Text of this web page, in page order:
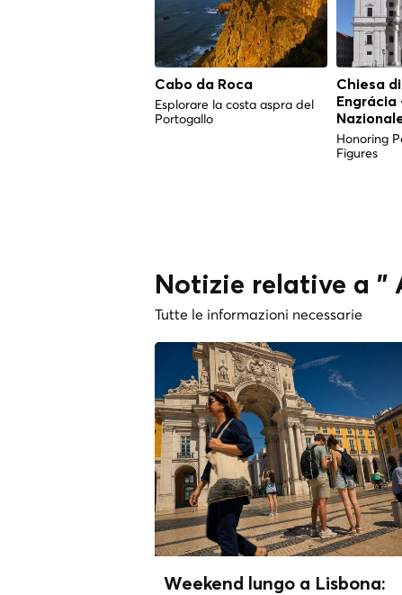
Cabo da Roca
Esplorare la costa aspra del
Portogallo
Chiesa
Honoring
Figures
Notizie relative a "
Tutte le informazioni necessarie
Weekend lungo a Lisbona: